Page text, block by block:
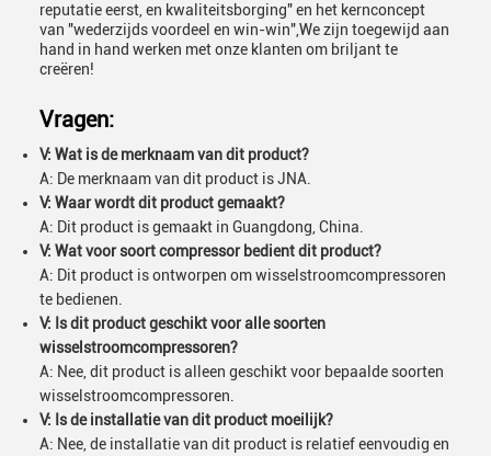
reputatie eerst, en kwaliteitsborging" en het kernconcept
van "wederzijds voordeel en win-win",We zijn toegewijd aan
hand in hand werken met onze klanten om briljant te
creëren!
Vragen:
V: Wat is de merknaam van dit product?
A: De merknaam van dit product is JNA.
V: Waar wordt dit product gemaakt?
A: Dit product is gemaakt in Guangdong, China.
V: Wat voor soort compressor bedient dit product?
A: Dit product is ontworpen om wisselstroomcompressoren
te bedienen.
V: Is dit product geschikt voor alle soorten
wisselstroomcompressoren?
A: Nee, dit product is alleen geschikt voor bepaalde soorten
wisselstroomcompressoren.
V: Is de installatie van dit product moeilijk?
A: Nee, de installatie van dit product is relatief eenvoudig en